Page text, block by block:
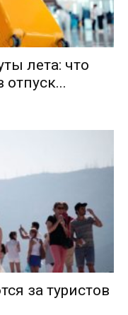
лета: что
за туристов